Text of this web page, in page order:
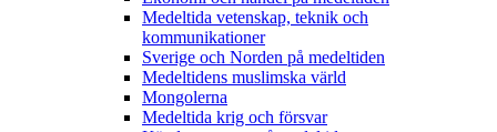
Medeltida vetenskap, teknik och
kommunikationer
Sverige och Norden på medeltiden
Medeltidens muslimska värld
Mongolerna
Medeltida krig och försvar